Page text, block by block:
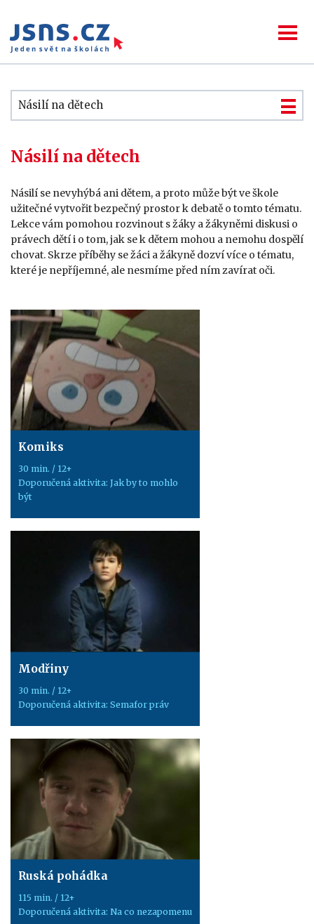
Násilí na dětech
Násilí na dětech
Násilí se nevyhýbá ani dětem, a proto může být ve škole
užitečné vytvořit bezpečný prostor k debatě o tomto tématu.
Lekce vám pomohou rozvinout s žáky a žákyněmi diskusi o
právech dětí i o tom, jak se k dětem mohou a nemohu dospělí
chovat. Skrze příběhy se žáci a žákyně dozví více o tématu,
které je nepříjemné, ale nesmíme před ním zavírat oči.
Komiks
30 min. / 12+
Doporučená aktivita: Jak by to mohlo
být
Modřiny
30 min. / 12+
Doporučená aktivita: Semafor práv
Ruská pohádka
115 min. / 12+
Doporučená aktivita: Na co nezapomenu